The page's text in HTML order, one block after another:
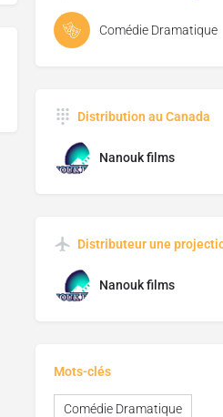
Comédie Dramatique
Distribution au Canada
Nanouk films
Distributeur une
Nanouk films
Mots-clés
Comédie Dramatique